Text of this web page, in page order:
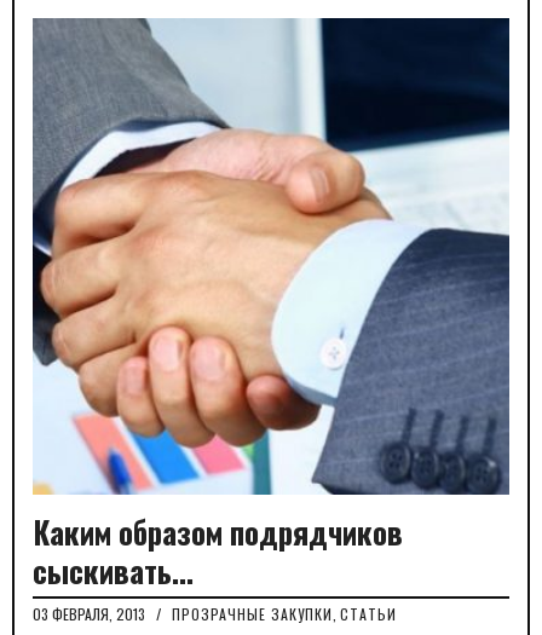
Каким образом подрядчиков
сыскивать…
03 ФЕВРАЛЯ, 2013 / ПРОЗРАЧНЫЕ ЗАКУПКИ СТАТЬИ